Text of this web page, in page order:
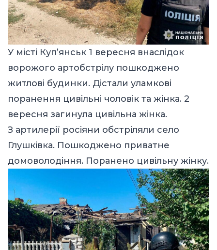
У місті Куп’янськ 1 вересня внаслідок
ворожого артобстрілу пошкоджено
житлові будинки. Дістали уламкові
поранення цивільні чоловік та жінка. 2
вересня загинула цивільна жінка.
З артилерії росіяни обстріляли село
Глушківка. Пошкоджено приватне
домоволодіння. Поранено цивільну жінку.